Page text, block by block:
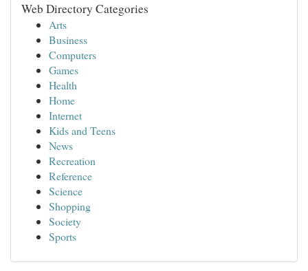
Web Directory Categories
Arts
Business
Computers
Games
Health
Home
Internet
Kids and Teens
News
Recreation
Reference
Science
Shopping
Society
Sports